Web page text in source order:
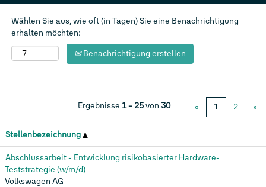
Wählen Sie aus, wie oft (in Tagen) Sie eine Benachrichtigung
erhalten möchten:
Benachrichtigung erstellen
Ergebnisse 1 – 25von 30 « 1 2 »
Stellenbezeichnung
Abschlussarbeit - Entwicklung risikobasierter Hardware-
Teststrategie (w/m/d)
Volkswagen AG